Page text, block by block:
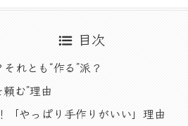
目次
れとも“作る”派？
む”理由
やっぱり手作りがいい」理由